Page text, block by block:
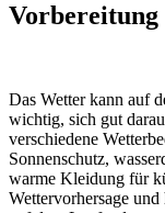
Vorbereitung
Das Wetter kann auf
wichtig, sich gut
verschiedene
Sonnenschutz,
warme Kleidung für
Wettervorhersage